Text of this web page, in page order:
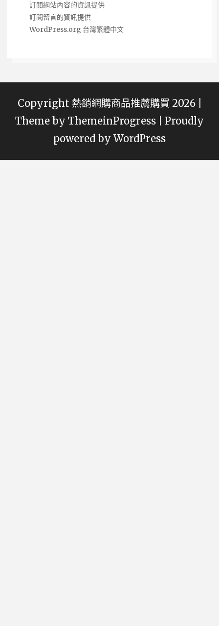
訂閱網站內容的資訊提供
訂閱留言的資訊提供
WordPress.org 台灣繁體中文
Copyright 熱銷網購商品推薦購買 2026 |
Theme by ThemeinProgress
Proudly
powered by WordPress